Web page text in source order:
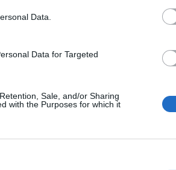
Data.
Data for Targeted
Sale, and/or Sharing
with the Purposes for which it